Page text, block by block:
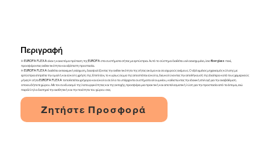
Περιγραφή
Η EUROPA FLEXA είναι η καινοτόμα πρόταση της EUROPA στα συστήματα σήτας με ερπύστρια. Αυτό το σύστημα διαθέτει υαλοενισχυμένο, ίσιο fiberglass πανί,
προσφέροντας ανθεκτικότητα και αξιόπιστη προστασία.
Η EUROPA FLEXA διαθέτει αντιανεμική ενίσχυση, διασφαλίζοντας την ανθεκτικότητα της σήτας ακόμα και σε ισχυρούς ανέμους. Ο εξελιγμένος μηχανισμός κύλισης με
ερπύστρια επιτρέπει την ομαλή και εύκολη χρήση της. Επιπλέον, το κυρίως σώμα της αποσπάται εύκολα, διευκολύνοντας την αποθήκευσή της ιδιαίτερα κατά τους χειμερινούς
μήνες.Η σήτα EUROPA FLEXA τοποθετείται γρήγορα και εύκολα σε όλα τα υπάρχοντα συστήματα αλουμινίου, καθιστώντας την ιδανική επιλογή για την αναβάθμιση
οποιουδήποτε χώρου. Με τον συνδυασμό της λειτουργικότητας και της αντοχής, προσφέρει μια πρακτική και αποτελεσματική λύση για την προστασία από τα έντομα, ενώ
παράλληλα διατηρεί την αισθητική και την ποιότητα του χώρου σας.
Ζητήστε Προσφορά